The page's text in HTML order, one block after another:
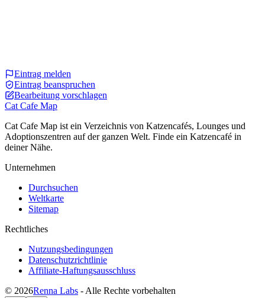
Eintrag melden
Eintrag beanspruchen
Bearbeitung vorschlagen
Cat Cafe Map
Cat Cafe Map ist ein Verzeichnis von Katzencafés, Lounges und
Adoptionszentren auf der ganzen Welt. Finde ein Katzencafé in
deiner Nähe.
Unternehmen
Durchsuchen
Weltkarte
Sitemap
Rechtliches
Nutzungsbedingungen
Datenschutzrichtlinie
Affiliate-Haftungsausschluss
© 2026Renna Labs - Alle Rechte vorbehalten